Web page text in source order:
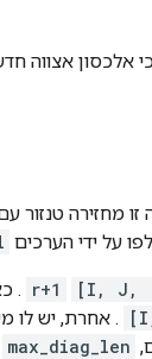
אלכסון אצווה
זו מחזירה טנזור
על ידי הערכים
r+1 [I, J,
.
. אחרת, יש לו
max_diag_len